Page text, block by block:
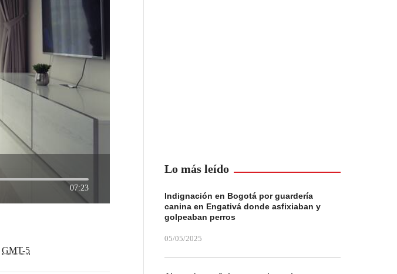
07:23
GMT-5
Lo más leído
Indignación en Bogotá por guardería
canina en Engativá donde asfixiaban y
golpeaban perros
05/05/2025